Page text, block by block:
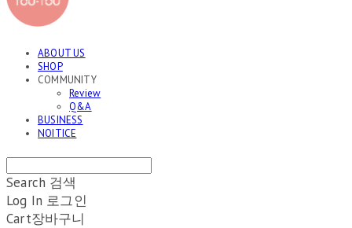
ABOUT US
SHOP
COMMUNITY
Review
Q&A
BUSINESS
NOITICE
Search 검색
Log In 로그인
Cart장바구니